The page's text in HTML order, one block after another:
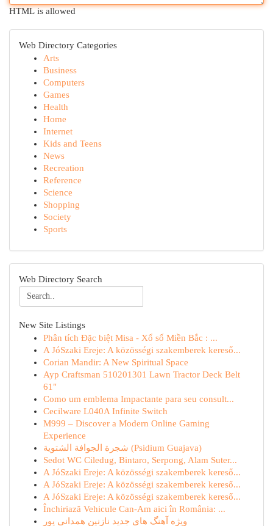
HTML is allowed
Web Directory Categories
Arts
Business
Computers
Games
Health
Home
Internet
Kids and Teens
News
Recreation
Reference
Science
Shopping
Society
Sports
Web Directory Search
New Site Listings
Phân tích Đặc biệt Misa - Xổ số Miền Bắc : ...
A JóSzaki Ereje: A közösségi szakemberek kereső...
Corian Mandir: A New Spiritual Space
Ayp Craftsman 510201301 Lawn Tractor Deck Belt
61"
Como um emblema Impactante para seu consult...
Cecilware L040A Infinite Switch
M999 – Discover a Modern Online Gaming
Experience
شجرة الجوافة الشتوية (Psidium Guajava)
Sedot WC Ciledug, Bintaro, Serpong, Alam Suter...
A JóSzaki Ereje: A közösségi szakemberek kereső...
A JóSzaki Ereje: A közösségi szakemberek kereső...
A JóSzaki Ereje: A közösségi szakemberek kereső...
Închiriază Vehicule Can-Am aici în România: ...
ویژه آهنگ های جدید نازنین همدانی پور